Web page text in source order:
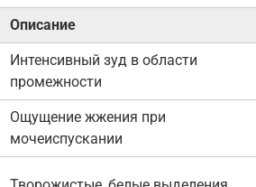
Описание
Интенсивный зуд в области
промежности
Ощущение жжения при
мочеиспускании